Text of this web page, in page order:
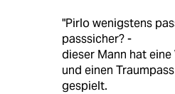
"Pirlo wenigstens
passsicher? -
dieser Mann hat
und einen
gespielt.